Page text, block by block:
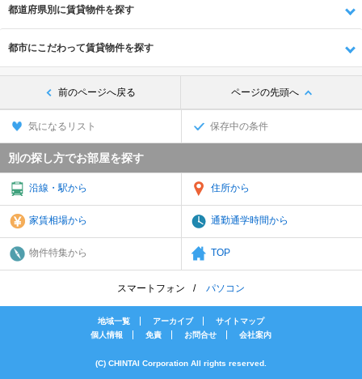
都道府県別に賃貸物件を探す
都市にこだわって賃貸物件を探す
前のページへ戻る ページの先頭へ
気になるリスト 保存中の条件
別の探し方でお部屋を探す
沿線・駅から 住所から
家賃相場から 通勤通学時間から
物件特集から TOP
スマートフォン パソコン
地域一覧 アーカイブ
サイトマップ
個人情報
免責 お問合せ 会社案内
(C) CHINTAI Corporation All rights reserved.